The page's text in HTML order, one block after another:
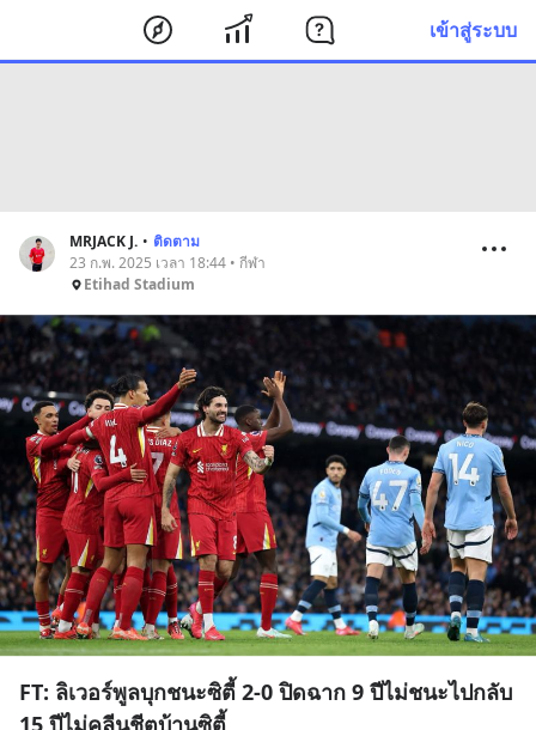
เข้าสู่ระบบ
MRJACK J. • ติดตาม
23 ก.พ. 2025 เวลา 18:44 • กีฬา
Etihad Stadium
FT: ลิเวอร์พูลบุกชนะซิตี้ 2-0 ปิดฉาก 9 ปีไม่ชนะไปกลับ
15 ปีไม่คลีนชีตบ้านซิตี้